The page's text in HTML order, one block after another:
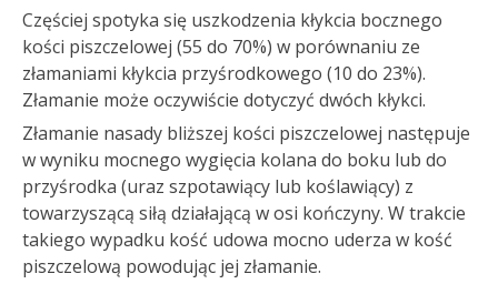
Częściej spotyka się uszkodzenia kłykcia bocznego
kości piszczelowej (55 do 70%) w porównaniu ze
złamaniami kłykcia przyśrodkowego (10 do 23%).
Złamanie może oczywiście dotyczyć dwóch kłykci.
Złamanie nasady bliższej kości piszczelowej następuje
w wyniku mocnego wygięcia kolana do boku lub do
przyśrodka (uraz szpotawiący lub koślawiący) z
towarzyszącą siłą działającą w osi kończyny. W trakcie
takiego wypadku kość udowa mocno uderza w kość
piszczelową powodując jej złamanie.